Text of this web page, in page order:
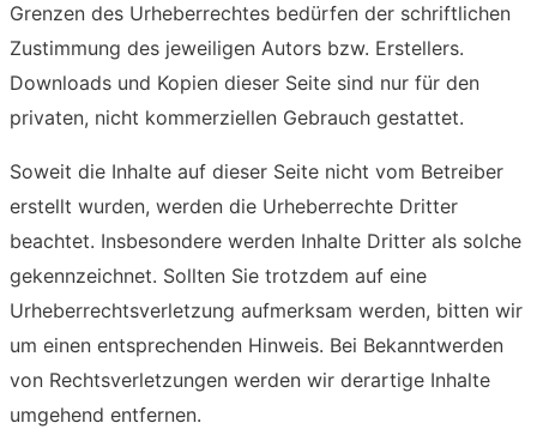
Grenzen des Urheberrechtes bedürfen der schriftlichen
Zustimmung des jeweiligen Autors bzw. Erstellers.
Downloads und Kopien dieser Seite sind nur für den
privaten, nicht kommerziellen Gebrauch gestattet.
Soweit die Inhalte auf dieser Seite nicht vom Betreiber
erstellt wurden, werden die Urheberrechte Dritter
beachtet. Insbesondere werden Inhalte Dritter als solche
gekennzeichnet. Sollten Sie trotzdem auf eine
Urheberrechtsverletzung aufmerksam werden, bitten wir
um einen entsprechenden Hinweis. Bei Bekanntwerden
von Rechtsverletzungen werden wir derartige Inhalte
umgehend entfernen.